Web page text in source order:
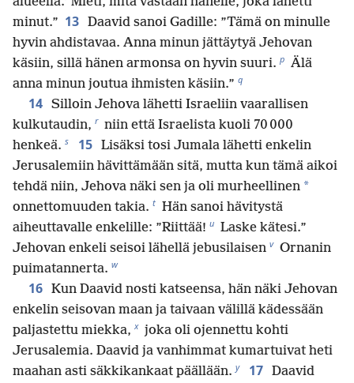
minut.” 13 Daavid sanoi Gadille: ”Tämä on minulle
hyvin ahdistavaa. Anna minun jättäytyä Jehovan
käsiin, sillä hänen armonsa on hyvin suuri. p Älä
anna minun joutua ihmisten käsiin.” q
14 Silloin Jehova lähetti Israeliin vaarallisen
kulkutaudin, r niin että Israelista kuoli 70 000
henkeä. s 15 Lisäksi tosi Jumala lähetti enkelin
Jerusalemiin hävittämään sitä, mutta kun tämä aikoi
tehdä niin, Jehova näki sen ja oli murheellinen *
onnettomuuden takia. t Hän sanoi hävitystä
aiheuttavalle enkelille: ”Riittää! u Laske kätesi.”
Jehovan enkeli seisoi lähellä jebusilaisen v Ornanin
puimatannerta. w
16 Kun Daavid nosti katseensa, hän näki Jehovan
enkelin seisovan maan ja taivaan välillä kädessään
paljastettu miekka, x joka oli ojennettu kohti
Jerusalemia. Daavid ja vanhimmat kumartuivat heti
maahan asti säkkikankaat päällään. y 17 Daavid